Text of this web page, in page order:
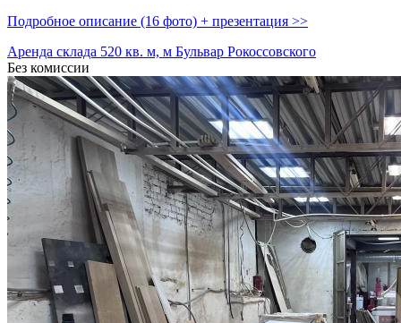
Подробное описание (16 фото) + презентация >>
Аренда склада 520 кв. м, м Бульвар Рокоссовского
Без комиссии